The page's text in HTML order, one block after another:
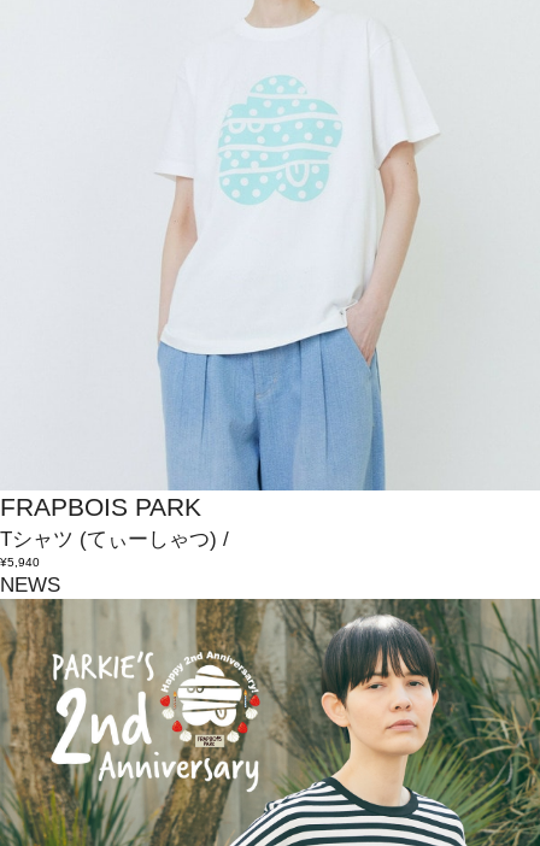
FRAPBOIS PARK
Tシャツ (てぃーしゃつ) /
¥5,940
NEWS